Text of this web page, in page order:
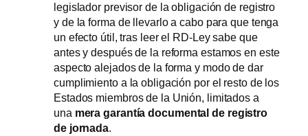
legislador previsor de la obligación de registro
y de la forma de llevarlo a cabo para que tenga
un efecto útil, tras leer el RD-Ley sabe que
antes y después de la reforma estamos en este
aspecto alejados de la forma y modo de dar
cumplimiento a la obligación por el resto de los
Estados miembros de la Unión, limitados a
una mera garantía documental de registro
de jornada.